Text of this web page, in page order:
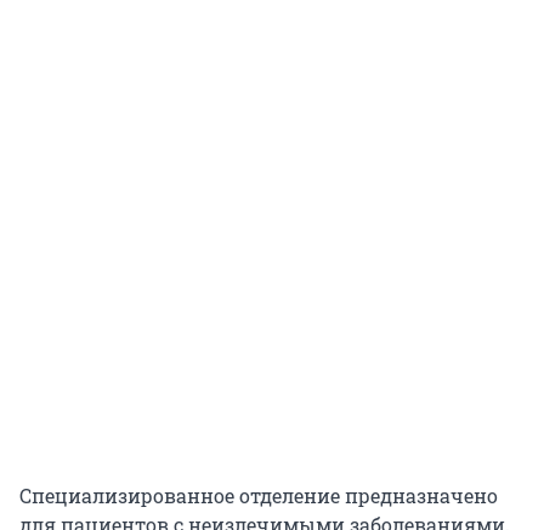
Специализированное отделение предназначено
для пациентов с неизлечимыми заболеваниями.